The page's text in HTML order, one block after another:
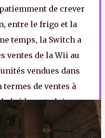
de crever
entre le frigo et la
temps, la Switch a
ventes de la Wii au
vendues dans
de ventes à
reste loin
57 millions de
millions pour la